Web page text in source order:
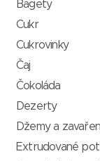
Bagety
Cukr
Cukrovinky
Čaj
Čokoláda
Dezerty
Džemy a
Extrudované